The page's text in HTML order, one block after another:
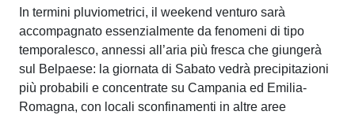
In termini pluviometrici, il weekend venturo sarà
accompagnato essenzialmente da fenomeni di tipo
temporalesco, annessi all’aria più fresca che giungerà
sul Belpaese: la giornata di Sabato vedrà precipitazioni
più probabili e concentrate su Campania ed Emilia-
Romagna, con locali sconfinamenti in altre aree